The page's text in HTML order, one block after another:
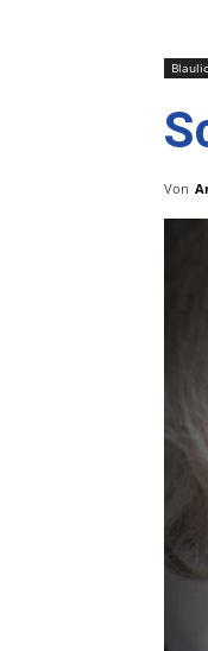
Von